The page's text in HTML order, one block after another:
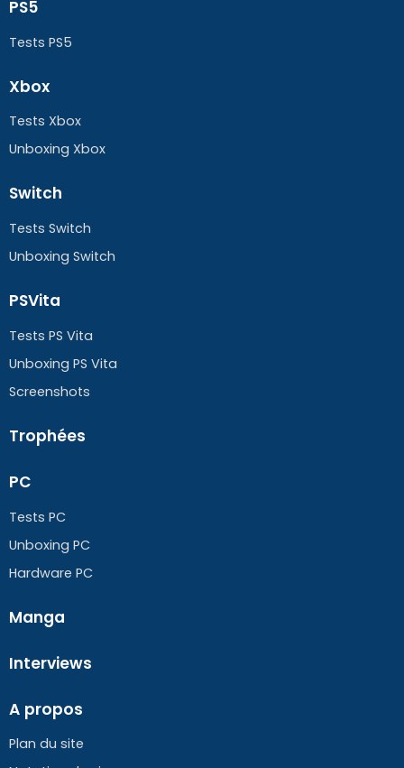
PS5
Tests PS5
Xbox
Tests Xbox
Unboxing Xbox
Switch
Tests Switch
Unboxing Switch
PSVita
Tests PS Vita
Unboxing PS Vita
Screenshots
Trophées
PC
Tests PC
Unboxing PC
Hardware PC
Manga
Interviews
A propos
Plan du site